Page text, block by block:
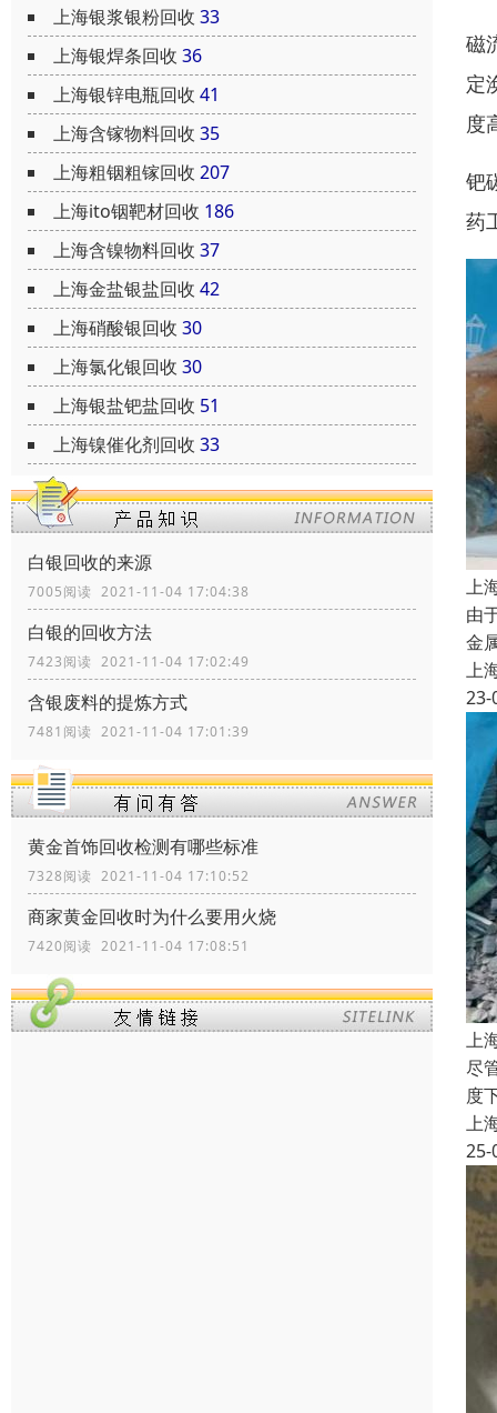
上海银浆银粉回收 33
上海银焊条回收 36
上海银锌电瓶回收 41
上海含镓物料回收 35
上海粗铟粗镓回收 207
上海ito铟靶材回收 186
上海含镍物料回收 37
上海金盐银盐回收 42
上海硝酸银回收 30
上海氯化银回收 30
上海银盐钯盐回收 51
上海镍催化剂回收 33
白银回收的来源
7005阅读 2021-11-04 17:04:38
白银的回收方法
7423阅读 2021-11-04 17:02:49
含银废料的提炼方式
7481阅读 2021-11-04 17:01:39
黄金首饰回收检测有哪些标准
7328阅读 2021-11-04 17:10:52
商家黄金回收时为什么要用火烧
7420阅读 2021-11-04 17:08:51
磁
定
度
钯
药
上
由
金
上
23-
上
尽
度
上
25-